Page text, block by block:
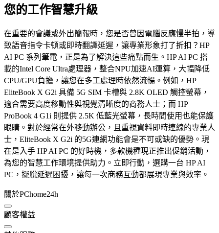
您的工作智慧升級
在重要的會議或外出簡報時，您是否曾因電腦反應慢半拍，導
致語音指令卡頓或即時翻譯延遲，讓專業形象打了折扣？HP
AI PC 系列筆電，正是為了解決這些痛點而生。HP AI PC 搭
載的Intel Core Ultra處理器，整合NPU加速AI運算，大幅降低
CPU/GPU負擔，讓您在多工處理時依然流暢。例如，HP
EliteBook X G2i 具備 5G SIM 卡槽與 2.8K OLED 觸控螢幕，
適合需要高度移動性與視覺清晰度的商務人士；而 HP
ProBook 4 G1i 則提供 2.5K 低藍光螢幕，長時間使用也能保護
眼睛。對於經常在外移動辦公，且重視資料即時連線的專業人
士，EliteBook X G2i 的5G連網功能會是不可或缺的優勢。現
在是入手 HP AI PC 的好時機，多款機種現正推出促銷活動，
為您的智慧工作環境提供助力。立即行動，選購一台 HP AI
PC，擺脫延遲困擾，讓每一次商務互動都展現專業與效率。
關於PChome24h
顧客權益